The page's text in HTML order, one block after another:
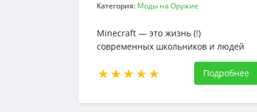
Категория: Моды на Оружие
Minecraft — это жизнь (!)
современных школьников и людей
творческих. Неограниченный 3D-мир
позволяет строить, что угодно в
Подробнее